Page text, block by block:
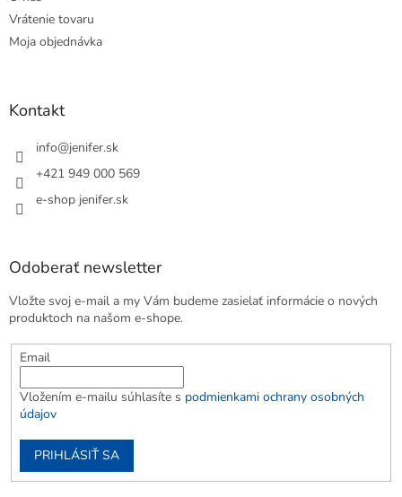
Vrátenie tovaru
Moja objednávka
Kontakt
info@jenifer.sk
+421 949 000 569
e-shop jenifer.sk
Odoberať newsletter
Vložte svoj e-mail a my Vám budeme zasielať informácie o nových
produktoch na našom e-shope.
Email
Vložením e-mailu súhlasíte s podmienkami ochrany osobných
údajov
PRIHLÁSIŤ SA